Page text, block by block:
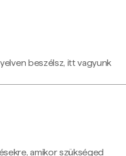
beszélsz, itt vagyunk
amikor szükséged